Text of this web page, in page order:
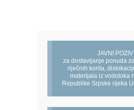
JAVNI POZIV
za dostavljanje ponuda
riječnih korita,
materijala iz vodotoka
Republike Srpske rijeka